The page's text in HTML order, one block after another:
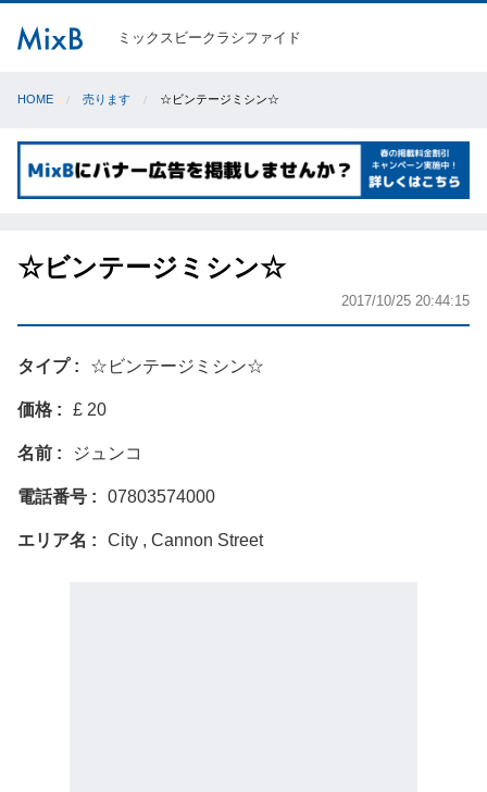
ミックスビークラシファイド
HOME 売ります ☆ビンテージミシン☆
☆ビンテージミシン☆
2017/10/25 20:44:15
タイプ ☆ビンテージミシン☆
価格 £ 20
名前 ジュンコ
電話番号 07803574000
エリア名 City , Cannon Street